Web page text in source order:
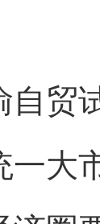
自贸
一大